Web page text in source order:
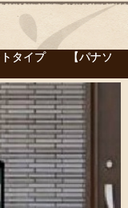
タイプ 【パナソ